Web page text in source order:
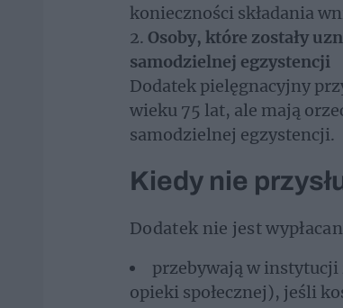
konieczności składania
Osoby, które zostały
samodzielnej egzystencji
Dodatek pielęgnacyjny
wieku 75 lat, ale mają
samodzielnej egzystencji.
Kiedy nie
Dodatek nie jest
przebywają w instytucji
opieki społecznej), jeśli